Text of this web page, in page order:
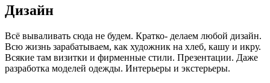
Дизайн
Всё вываливать сюда не будем. Кратко- делаем любой дизайн.
Всю жизнь зарабатываем, как художник на хлеб, кашу и икру.
Всякие там визитки и фирменные стили. Презентации. Даже
разработка моделей одежды. Интерьеры и экстерьеры.